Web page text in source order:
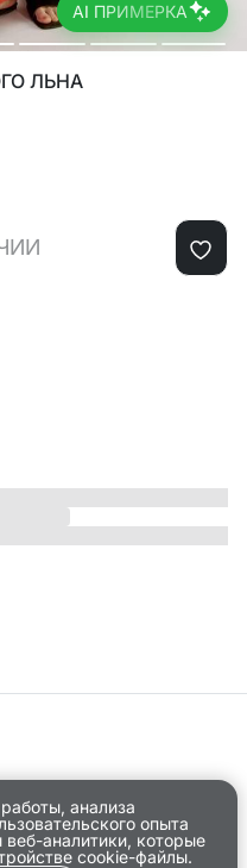
AI ПРИМЕРКА
ЛЬНА
анализа
опыта
веб-аналитики, которые
cookie-файлы.